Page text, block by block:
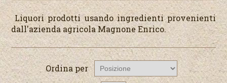
Liquori prodotti usando ingredienti provenienti
dall'azienda agricola Magnone Enrico.
Ordina per